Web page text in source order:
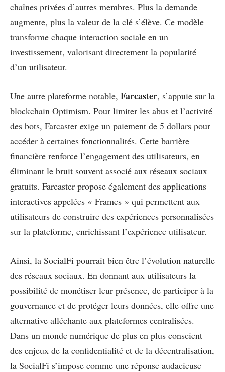
chaînes privées d’autres membres. Plus la demande
augmente, plus la valeur de la clé s’élève. Ce modèle
transforme chaque interaction sociale en un
investissement, valorisant directement la popularité
d’un utilisateur.
Une autre plateforme notable, Farcaster, s’appuie sur la
blockchain Optimism. Pour limiter les abus et l’activité
des bots, Farcaster exige un paiement de 5 dollars pour
accéder à certaines fonctionnalités. Cette barrière
financière renforce l’engagement des utilisateurs, en
éliminant le bruit souvent associé aux réseaux sociaux
gratuits. Farcaster propose également des applications
interactives appelées « Frames » qui permettent aux
utilisateurs de construire des expériences personnalisées
sur la plateforme, enrichissant l’expérience utilisateur.
Ainsi, la SocialFi pourrait bien être l’évolution naturelle
des réseaux sociaux. En donnant aux utilisateurs la
possibilité de monétiser leur présence, de participer à la
gouvernance et de protéger leurs données, elle offre une
alternative alléchante aux plateformes centralisées.
Dans un monde numérique de plus en plus conscient
des enjeux de la confidentialité et de la décentralisation,
la SocialFi s’impose comme une réponse audacieuse